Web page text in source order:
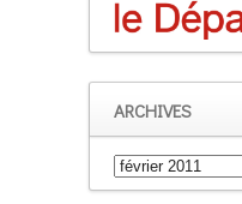
ARCHIVES
Archives